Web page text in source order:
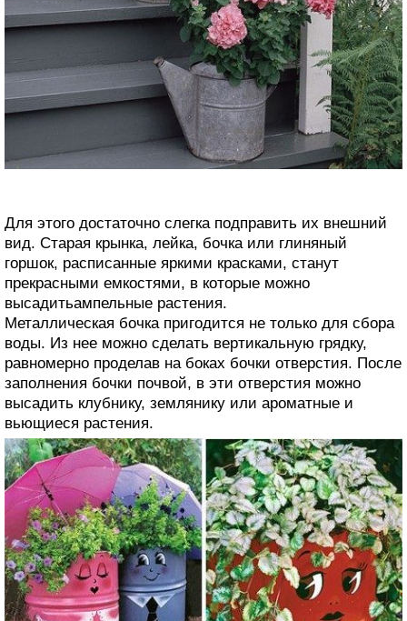
Для этого достаточно слегка подправить их внешний
вид. Старая крынка, лейка, бочка или глиняный
горшок, расписанные яркими красками, станут
прекрасными емкостями, в которые можно
высадитьампельные растения.
Металлическая бочка пригодится не только для сбора
воды. Из нее можно сделать вертикальную грядку,
равномерно проделав на боках бочки отверстия. После
заполнения бочки почвой, в эти отверстия можно
высадить клубнику, землянику или ароматные и
вьющиеся растения.